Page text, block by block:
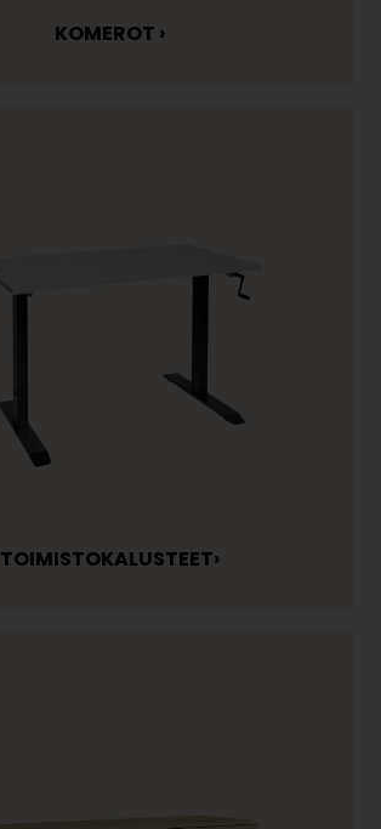
KOMEROT ›
TOIMISTOKALUSTEET›